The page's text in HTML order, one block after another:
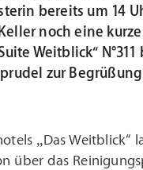
bereits um 14
noch eine kurze
Weitblick“
zur
„Das Weitblick“
über das